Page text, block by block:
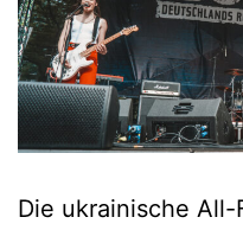
Die ukrainische All-